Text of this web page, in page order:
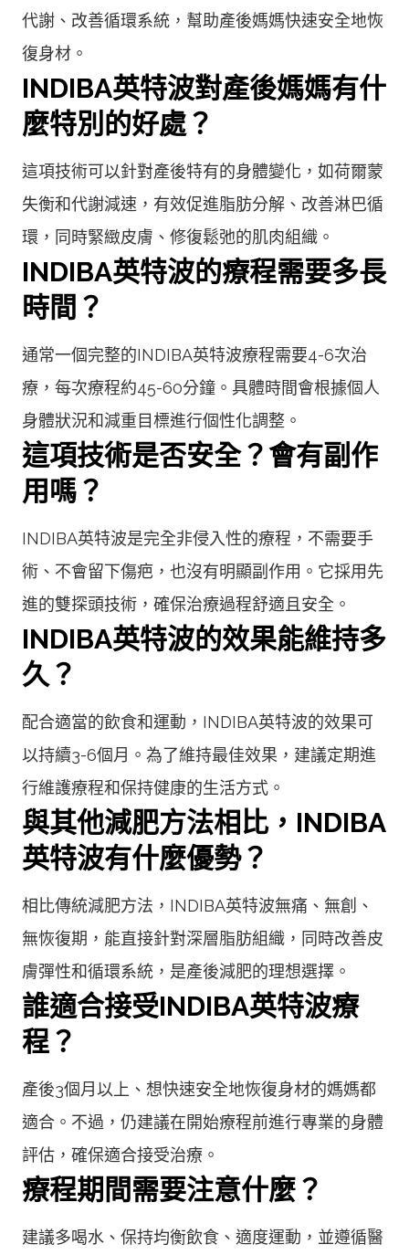
代謝、改善循環系統，幫助產後媽媽快速安全地恢
復身材。
INDIBA英特波對產後媽媽有什
麼特別的好處？
這項技術可以針對產後特有的身體變化，如荷爾蒙
失衡和代謝減速，有效促進脂肪分解、改善淋巴循
環，同時緊緻皮膚、修復鬆弛的肌肉組織。
INDIBA英特波的療程需要多長
時間？
通常一個完整的INDIBA英特波療程需要4-6次治
療，每次療程約45-60分鐘。具體時間會根據個人
身體狀況和減重目標進行個性化調整。
這項技術是否安全？會有副作
用嗎？
INDIBA英特波是完全非侵入性的療程，不需要手
術、不會留下傷疤，也沒有明顯副作用。它採用先
進的雙探頭技術，確保治療過程舒適且安全。
INDIBA英特波的效果能維持多
久？
配合適當的飲食和運動，INDIBA英特波的效果可
以持續3-6個月。為了維持最佳效果，建議定期進
行維護療程和保持健康的生活方式。
與其他減肥方法相比，INDIBA
英特波有什麼優勢？
相比傳統減肥方法，INDIBA英特波無痛、無創、
無恢復期，能直接針對深層脂肪組織，同時改善皮
膚彈性和循環系統，是產後減肥的理想選擇。
誰適合接受INDIBA英特波療
程？
產後3個月以上、想快速安全地恢復身材的媽媽都
適合。不過，仍建議在開始療程前進行專業的身體
評估，確保適合接受治療。
療程期間需要注意什麼？
建議多喝水、保持均衡飲食、適度運動，並遵循醫